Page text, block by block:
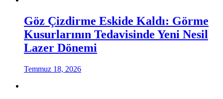
Göz Çizdirme Eskide Kaldı: Görme
Kusurlarının Tedavisinde Yeni Nesil
Lazer Dönemi
Temmuz 18, 2026